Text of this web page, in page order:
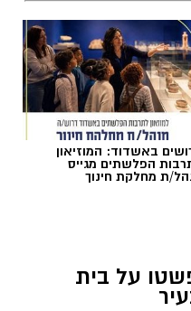
באר טוביה
באשדוד: המוזיאון
הפלשתים מגייס
ת מחלקת חינוך
על בית